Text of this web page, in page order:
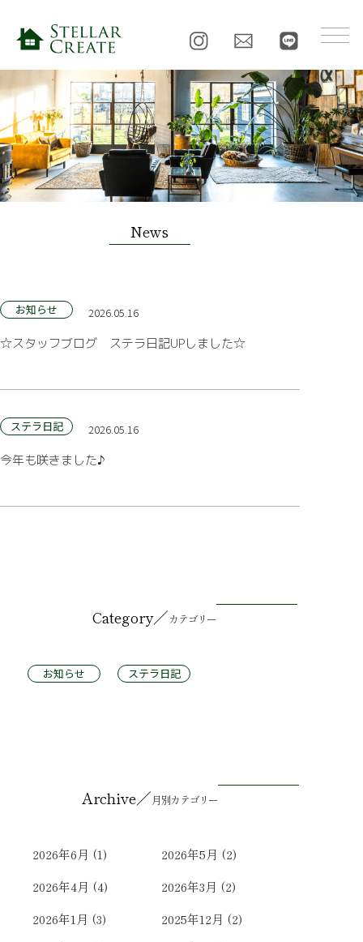
News
お知らせ 2026.05.16
☆スタッフブログ ステラ日記UPしました☆
ステラ日記 2026.05.16
今年も咲きました♪
Category／カテゴリー
お知らせ ステラ日記
Archive／月別カテゴリー
2026年6月 (1) 2026年5月 (2)
2026年4月 (4) 2026年3月 (2)
2026年1月 (3) 2025年12月 (2)